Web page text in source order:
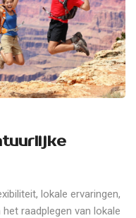
lokale ervaringen,
raadplegen van lokale